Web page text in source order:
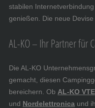
stabilen
genießen. Die neue Devise
AL-KO – Ihr Partner für
Die AL-KO
gemacht, diesen
bereichern. Ob AL-KO VTE
und Nordelettronica und